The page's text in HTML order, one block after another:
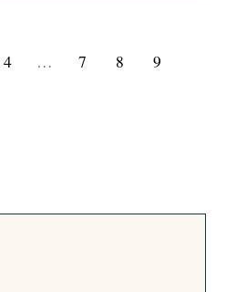
4 … 7 8 9